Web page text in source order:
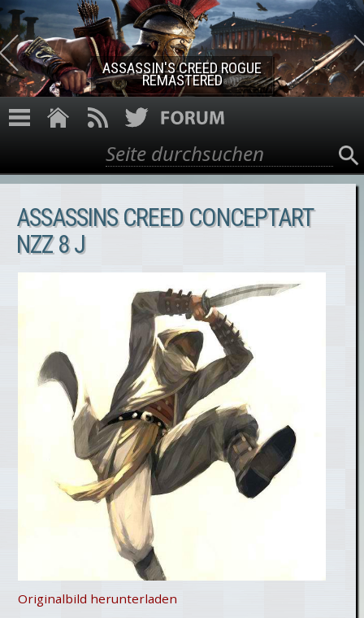
Direkt zum Inhalt
ASSASSIN'S CREED ROGUE
REMASTERED
Suchformular
Suche
ASSASSINS CREED CONCEPTART
NZZ 8 J
Originalbild herunterladen